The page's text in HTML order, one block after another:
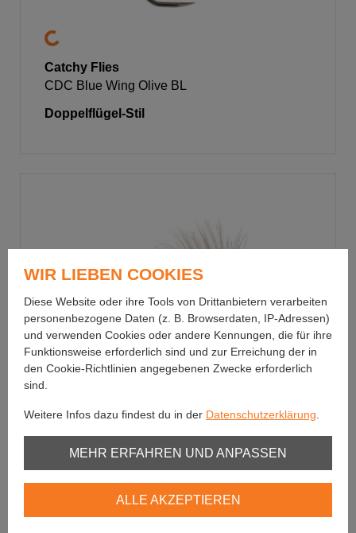
Catchy Flies
CDC Blue Wing Olive BL
Doppelflügel-Stil
Catchy Flies
Muster im Einflügel-Stil
WIR LIEBEN COOKIES
Diese Website oder ihre Tools von Drittanbietern verarbeiten
personenbezogene Daten (z. B. Browserdaten, IP-Adressen)
und verwenden Cookies oder andere Kennungen, die für ihre
Funktionsweise erforderlich sind und zur Erreichung der in
den Cookie-Richtlinien angegebenen Zwecke erforderlich
sind.
Weitere Infos dazu findest du in der Datenschutzerklärung
Unbedingt erforderlich
MEHR ERFAHREN UND ANPASSEN
ALLE AKZEPTIEREN